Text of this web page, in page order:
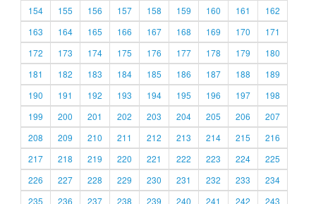
154
155 156 157 158 159 160 161
162
163
164 165 166 167 168 169 170
171
172
173 174 175 176 177 178 179
180
181
182 183 184 185 186 187 188
189
190
191 192 193 194 195 196 197
198
199
200 201 202 203 204 205 206
207
208
209 210 211 212 213 214 215
216
217
218 219 220 221 222 223 224
225
226
227 228 229 230 231 232 233
234
235
236 237 238 239 240 241 242 243